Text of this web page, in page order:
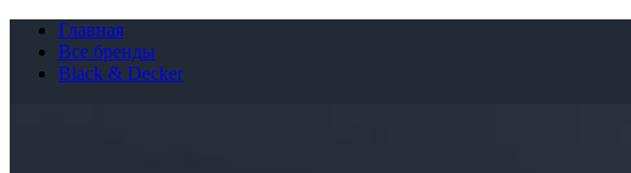
Главная
Все бренды
Black & Decker